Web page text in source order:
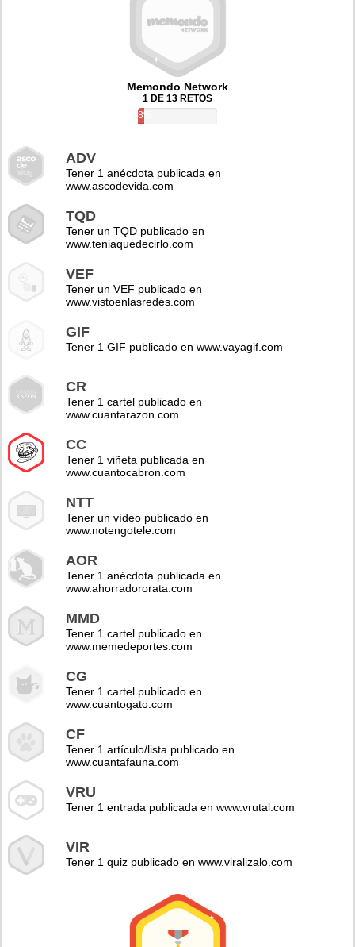
Memondo Network
1 DE 13 RETOS
8%
ADV
Tener 1 anécdota publicada en
www.ascodevida.com
TQD
Tener un TQD publicado en
www.teniaquedecirlo.com
VEF
Tener un VEF publicado en
www.vistoenlasredes.com
GIF
Tener 1 GIF publicado en www.vayagif.com
CR
Tener 1 cartel publicado en
www.cuantarazon.com
CC
Tener 1 viñeta publicada en
www.cuantocabron.com
NTT
Tener un vídeo publicado en
www.notengotele.com
AOR
Tener 1 anécdota publicada en
www.ahorradororata.com
MMD
Tener 1 cartel publicado en
www.memedeportes.com
CG
Tener 1 cartel publicado en
www.cuantogato.com
CF
Tener 1 artículo/lista publicado en
www.cuantafauna.com
VRU
Tener 1 entrada publicada en www.vrutal.com
VIR
Tener 1 quiz publicado en www.viralizalo.com